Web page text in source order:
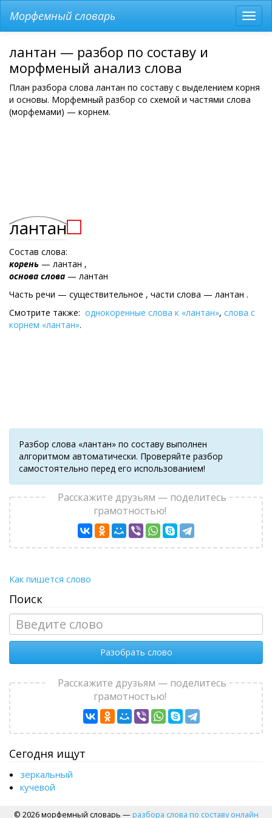
меню
Морфемный словарь
лантан — разбор по составу и
морфменый анализ слова
План разбора слова лантан по составу с выделением корня
и основы. Морфемный разбор со схемой и частями слова
(морфемами) — корнем.
лантан
Состав слова:
корень — лантан ,
основа слова — лантан
Часть речи — существительное , части слова — лантан .
Смотрите также: однокоренные слова к «лантан», слова с
корнем «лантан».
Разбор слова «лантан» по составу выполнен
алгоритмом автоматически. Проверяйте разбор
самостоятельно перед его использованием!
Расскажите друзьям — поделитесь
грамотностью!
Как пишется слово
Поиск
Разобрать слово
Расскажите друзьям — поделитесь
грамотностью!
Сегодня ищут
зеркальный
кучевой
© 2026 морфемный словарь —разбора слова по составу онлайн